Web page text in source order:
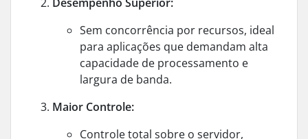
Sem concorrência por recursos, ideal
para aplicações que demandam alta
capacidade de processamento e
largura de banda.
Maior Controle:
Controle total sobre o servidor,